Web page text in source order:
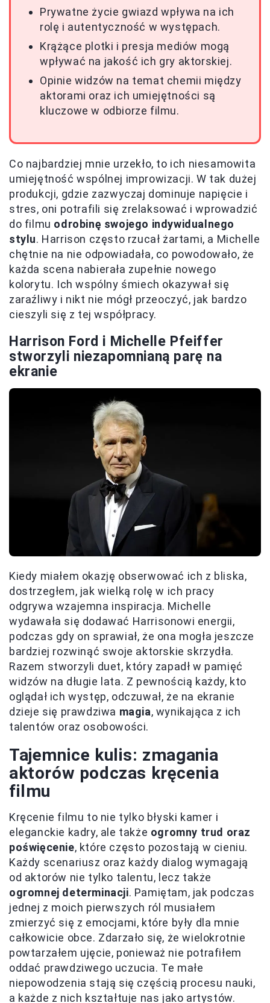
Prywatne życie gwiazd wpływa na ich
rolę i autentyczność w występach.
Krążące plotki i presja mediów mogą
wpływać na jakość ich gry aktorskiej.
Opinie widzów na temat chemii między
aktorami oraz ich umiejętności są
kluczowe w odbiorze filmu.
Co najbardziej mnie urzekło, to ich niesamowita
umiejętność wspólnej improwizacji. W tak dużej
produkcji, gdzie zazwyczaj dominuje napięcie i
stres, oni potrafili się zrelaksować i wprowadzić
do filmu odrobinę swojego indywidualnego
stylu. Harrison często rzucał żartami, a Michelle
chętnie na nie odpowiadała, co powodowało, że
każda scena nabierała zupełnie nowego
kolorytu. Ich wspólny śmiech okazywał się
zaraźliwy i nikt nie mógł przeoczyć, jak bardzo
cieszyli się z tej współpracy.
Harrison Ford i Michelle Pfeiffer
stworzyli niezapomnianą parę na
ekranie
Kiedy miałem okazję obserwować ich z bliska,
dostrzegłem, jak wielką rolę w ich pracy
odgrywa wzajemna inspiracja. Michelle
wydawała się dodawać Harrisonowi energii,
podczas gdy on sprawiał, że ona mogła jeszcze
bardziej rozwinąć swoje aktorskie skrzydła.
Razem stworzyli duet, który zapadł w pamięć
widzów na długie lata. Z pewnością każdy, kto
oglądał ich występ, odczuwał, że na ekranie
dzieje się prawdziwa magia, wynikająca z ich
talentów oraz osobowości.
Tajemnice kulis: zmagania
aktorów podczas kręcenia
filmu
Kręcenie filmu to nie tylko błyski kamer i
eleganckie kadry, ale także ogromny trud oraz
poświęcenie, które często pozostają w cieniu.
Każdy scenariusz oraz każdy dialog wymagają
od aktorów nie tylko talentu, lecz także
ogromnej determinacji. Pamiętam, jak podczas
jednej z moich pierwszych ról musiałem
zmierzyć się z emocjami, które były dla mnie
całkowicie obce. Zdarzało się, że wielokrotnie
powtarzałem ujęcie, ponieważ nie potrafiłem
oddać prawdziwego uczucia. Te małe
niepowodzenia stają się częścią procesu nauki,
a każde z nich kształtuje nas jako artystów.